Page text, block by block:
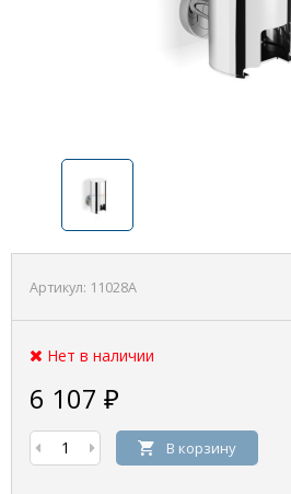
Артикул: 11028A
Нет в наличии
6 107 ₽
В корзину